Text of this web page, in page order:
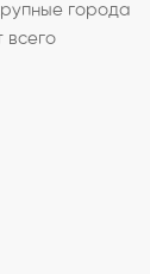
города
всего